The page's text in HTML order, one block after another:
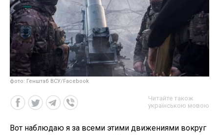
фото: Генштаб ВСУ/Facebook
Читайте також
українською мовою
Вот наблюдаю я за всеми этими движениями вокруг